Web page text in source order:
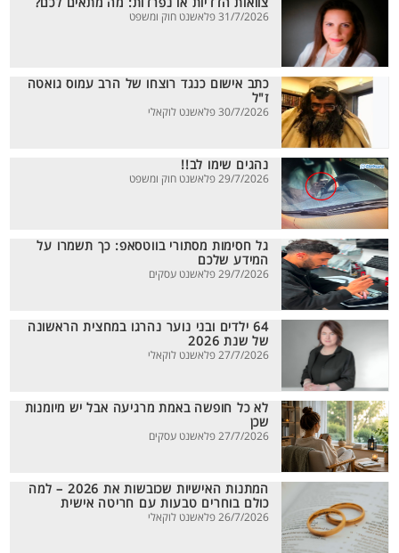
צוואות הדדיות או נפרדות: מה מתאים לכם?
31/7/2026 פלאשנט חוק ומשפט
כתב אישום כנגד רוצחו של הרב עמוס גואטה
ז"ל
30/7/2026 פלאשנט לוקאלי
נהגים שימו לב!!
29/7/2026 פלאשנט חוק ומשפט
גל חסימות מסתורי בווטסאפ: כך תשמרו על
המידע שלכם
29/7/2026 פלאשנט עסקים
64 ילדים ובני נוער נהרגו במחצית הראשונה
של שנת 2026
27/7/2026 פלאשנט לוקאלי
לא כל חופשה באמת מרגיעה אבל יש מיומנות
שכן
27/7/2026 פלאשנט עסקים
המתנות האישיות שכובשות את 2026 – למה
כולם בוחרים טבעות עם חריטה אישית
26/7/2026 פלאשנט לוקאלי